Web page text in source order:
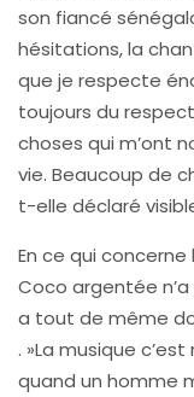
son fiancé
hésitations, la
que je respecte
toujours du
choses qui m’ont
vie. Beaucoup de
t-elle déclaré
En ce qui
Coco argentée
a tout de même
. »La musique
quand un homme